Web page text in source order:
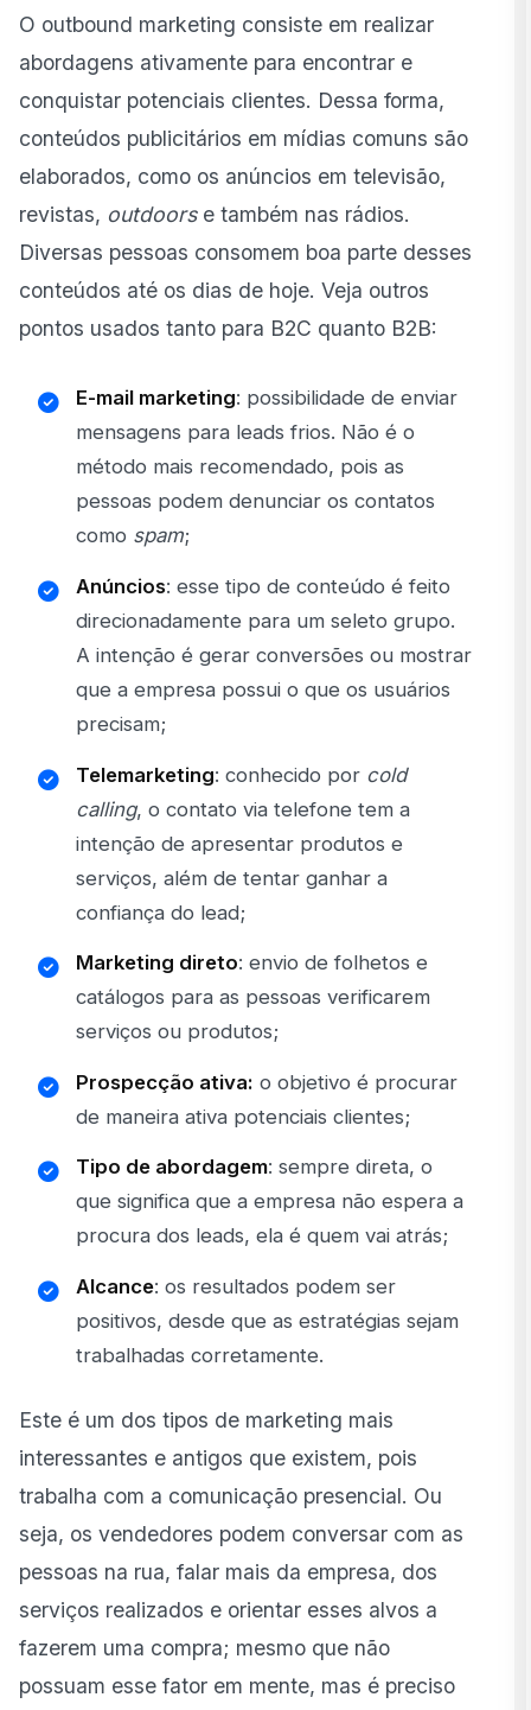
O outbound marketing consiste em realizar
abordagens ativamente para encontrar e
conquistar potenciais clientes. Dessa forma,
conteúdos publicitários em mídias comuns são
elaborados, como os anúncios em televisão,
revistas, outdoorse também nas rádios.
Diversas pessoas consomem boa parte desses
conteúdos até os dias de hoje. Veja outros
pontos usados tanto para B2C quanto B2B:
E-mail marketing: possibilidade de enviar
mensagens para leads frios. Não é o
método mais recomendado, pois as
pessoas podem denunciar os contatos
como spam;
Anúncios: esse tipo de conteúdo é feito
direcionadamente para um seleto grupo.
A intenção é gerar conversões ou mostrar
que a empresa possui o que os usuários
precisam;
Telemarketing: conhecido por cold
calling, o contato via telefone tem a
intenção de apresentar produtos e
serviços, além de tentar ganhar a
confiança do lead;
Marketing direto: envio de folhetos e
catálogos para as pessoas verificarem
serviços ou produtos;
Prospecção ativa: o objetivo é procurar
de maneira ativa potenciais clientes;
Tipo de abordagem: sempre direta, o
que significa que a empresa não espera a
procura dos leads, ela é quem vai atrás;
Alcance: os resultados podem ser
positivos, desde que as estratégias sejam
trabalhadas corretamente.
Este é um dos tipos de marketing mais
interessantes e antigos que existem, pois
trabalha com a comunicação presencial. Ou
seja, os vendedores podem conversar com as
pessoas na rua, falar mais da empresa, dos
serviços realizados e orientar esses alvos a
fazerem uma compra; mesmo que não
possuam esse fator em mente, mas é preciso